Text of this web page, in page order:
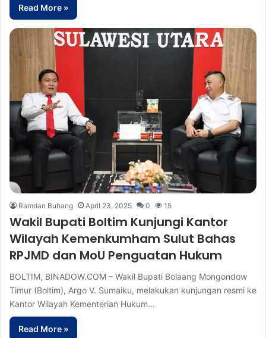
Read More »
Ramdan Buhang April 23, 2025 0 15
Wakil Bupati Boltim Kunjungi Kantor
Wilayah Kemenkumham Sulut Bahas
RPJMD dan MoU Penguatan Hukum
BOLTIM, BINADOW.COM – Wakil Bupati Bolaang Mongondow
Timur (Boltim), Argo V. Sumaiku, melakukan kunjungan resmi ke
Kantor Wilayah Kementerian Hukum…
Read More »